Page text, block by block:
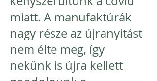
miatt. A manufaktúrák
nagy része az újranyitást
nem élte meg, így
nekünk is újra kellett